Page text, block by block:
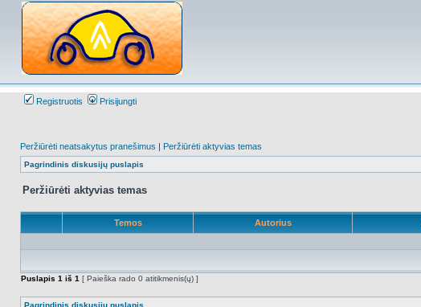
Registruotis Prisijungti
Peržiūrėti neatsakytus pranešimus | Peržiūrėti aktyvias temas
Pagrindinis diskusijų puslapis
Peržiūrėti aktyvias temas
Temos Autorius
Puslapis 1 iš 1 [ Paieška rado 0 atitikmenis(ų) ]
Pagrindinis diskusijų puslapis